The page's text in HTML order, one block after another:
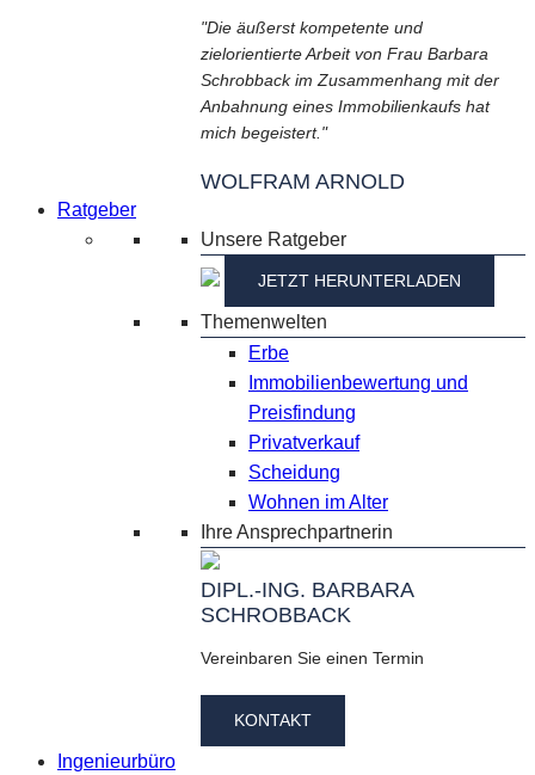
"Die äußerst kompetente und
zielorientierte Arbeit von Frau Barbara
Schrobback im Zusammenhang mit der
Anbahnung eines Immobilienkaufs hat
mich begeistert."
WOLFRAM ARNOLD
Ratgeber
Unsere Ratgeber
JETZT HERUNTERLADEN
Themenwelten
Erbe
Immobilienbewertung und
Preisfindung
Privatverkauf
Scheidung
Wohnen im Alter
Ihre Ansprechpartnerin
DIPL.-ING. BARBARA
SCHROBBACK
Vereinbaren Sie einen Termin
KONTAKT
Ingenieurbüro